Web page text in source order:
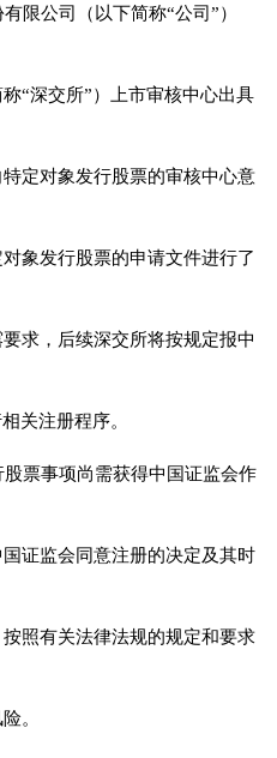
限公司（以下简称“公司”）
“深交所”）上市审核中心出具
定对象发行股票的审核中心意
象发行股票的申请文件进行了
求，后续深交所将按规定报中
关注册程序。
票事项尚需获得中国证监会作
证监会同意注册的决定及其时
照有关法律法规的规定和要求
。